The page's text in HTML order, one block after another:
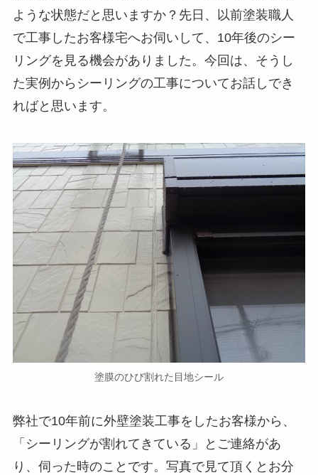
ような状態だと思いますか？先日、以前塗装職人
で工事したお客様宅へお伺いして、10年後のシー
リングを見る機会がありました。今回は、そうし
た実例からシーリングの工事についてお話しでき
ればと思います。
塗膜のひび割れた目地シール
弊社で10年前に外壁塗装工事をしたお客様から、
「シーリングが割れてきている」とご連絡があ
り、伺った時のことです。写真で見て頂くとお分